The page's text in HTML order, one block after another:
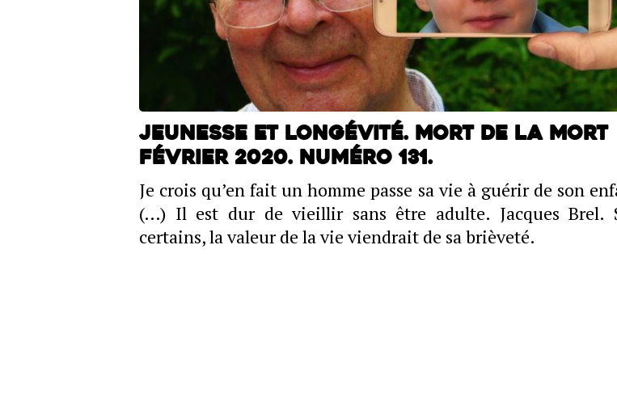
Jeunesse et longévité. Mort de la mort
Février 2020. Numéro 131.
Je crois qu’en fait un homme passe sa vie à guérir de son
(…) Il est dur de vieillir sans être adulte. Jacques Brel.
certains, la valeur de la vie viendrait de sa brièveté.